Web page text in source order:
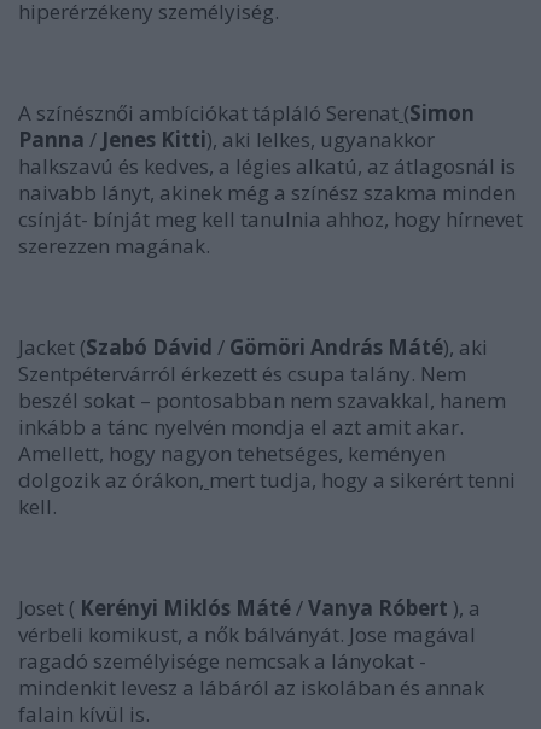
hiperérzékeny személyiség.
A színésznői ambíciókat tápláló Serenat (Simon
Panna / Jenes Kitti), aki lelkes, ugyanakkor
halkszavú és kedves, a légies alkatú, az átlagosnál is
naivabb lányt, akinek még a színész szakma minden
csínját- bínját meg kell tanulnia ahhoz, hogy hírnevet
szerezzen magának.
Jacket (Szabó Dávid / Gömöri András Máté), aki
Szentpétervárról érkezett és csupa talány. Nem
beszél sokat – pontosabban nem szavakkal, hanem
inkább a tánc nyelvén mondja el azt amit akar.
Amellett, hogy nagyon tehetséges, keményen
dolgozik az órákon, mert tudja, hogy a sikerért tenni
kell.
Joset ( Kerényi Miklós Máté/Vanya Róbert ), a
vérbeli komikust, a nők bálványát. Jose magával
ragadó személyisége nemcsak a lányokat -
mindenkit levesz a lábáról az iskolában és annak
falain kívül is.